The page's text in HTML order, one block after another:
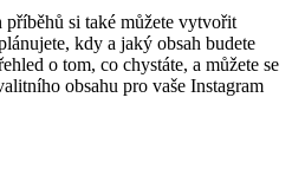
si také můžete vytvořit
kdy a jaký obsah budete
o tom, co chystáte, a můžete se
obsahu pro vaše Instagram